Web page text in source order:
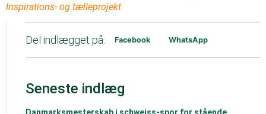
Del indlægget på: Facebook WhatsApp
Seneste indlæg
Inspirations- og tælleprojekt